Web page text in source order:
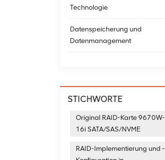
Technologie
Datenspeicherung und
Datenmanagement
STICHWORTE
Original RAID-Karte 9670W-
16i SATA/SAS/NVME
RAID-Implementierung und -